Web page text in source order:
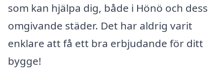
som kan hjälpa dig, både i Hönö och dess
omgivande städer. Det har aldrig varit
enklare att få ett bra erbjudande för ditt
bygge!